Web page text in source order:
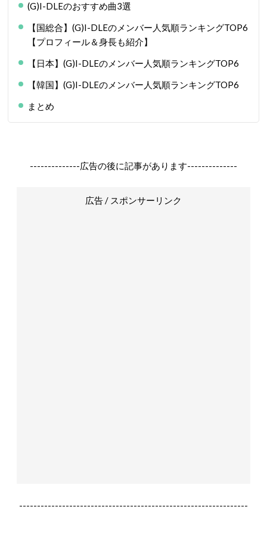
(G)I-DLEのおすすめ曲3選
【国総合】(G)I-DLEのメンバー人気順ランキングTOP6
【プロフィール＆身長も紹介】
【日本】(G)I-DLEのメンバー人気順ランキングTOP6
【韓国】(G)I-DLEのメンバー人気順ランキングTOP6
まとめ
--------------広告の後に記事があります--------------
広告 / スポンサーリンク
----------------------------------------------------------------